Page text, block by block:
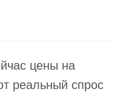
цены на
реальный спрос